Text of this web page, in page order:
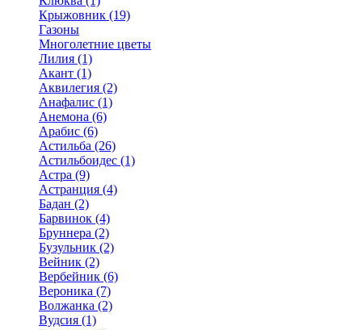
Крыжовник (19)
Газоны
Многолетние цветы
Лилия (1)
Акант (1)
Аквилегия (2)
Анафалис (1)
Анемона (6)
Арабис (6)
Астильба (26)
Астильбоидес (1)
Астра (9)
Астранция (4)
Бадан (2)
Барвинок (4)
Бруннера (2)
Бузульник (2)
Вейник (2)
Вербейник (6)
Вероника (7)
Волжанка (2)
Вудсия (1)